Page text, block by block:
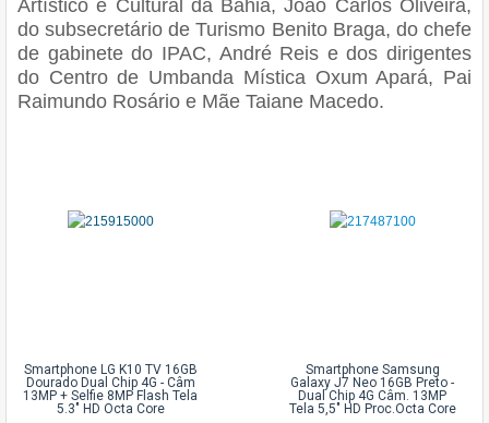
Artístico e Cultural da Bahia, João Carlos Oliveira,
do subsecretário de Turismo Benito Braga, do chefe
de gabinete do IPAC, André Reis e dos dirigentes
do Centro de Umbanda Mística Oxum Apará, Pai
Raimundo Rosário e Mãe Taiane Macedo.
Smartphone LG K10 TV 16GB
Dourado Dual Chip 4G - Câm
13MP + Selfie 8MP Flash Tela
5.3" HD Octa Core
Smartphone Samsung
Galaxy J7 Neo 16GB Preto -
Dual Chip 4G Câm. 13MP
Tela 5,5" HD Proc.Octa Core